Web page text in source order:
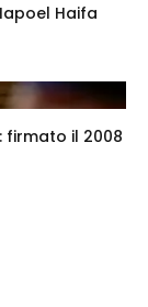
Haifa
firmato il 2008